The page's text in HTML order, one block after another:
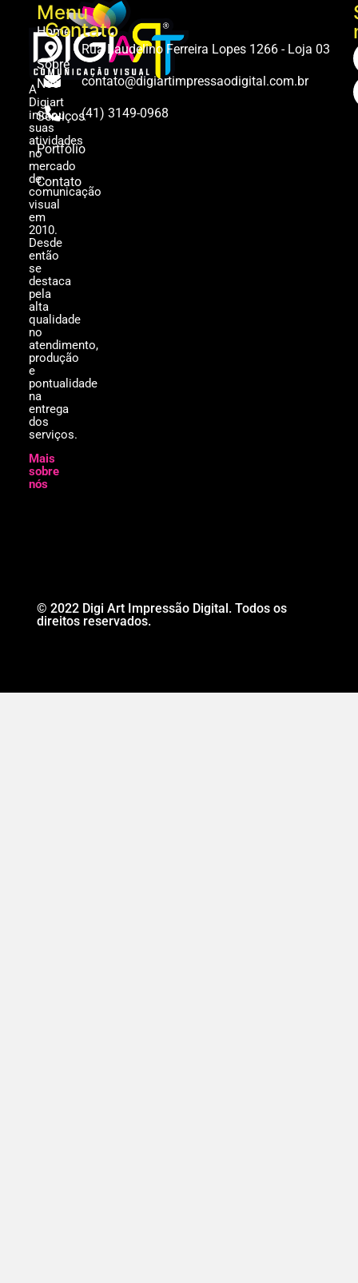
A
Digiart
iniciou
suas
atividades
no
mercado
de
comunicação
visual
em
2010.
Desde
então
se
destaca
pela
alta
qualidade
no
atendimento,
produção
e
pontualidade
na
entrega
dos
serviços.
Mais
sobre
nós
Menu
Home
Sobre
Nós
Serviços
Portfólio
Contato
Contato
Rua Laudelino Ferreira Lopes 1266 - Loja 03
contato@digiartimpressaodigital.com.br
(41) 3149-0968
© 2022 Digi Art Impressão Digital. Todos os
direitos reservados.